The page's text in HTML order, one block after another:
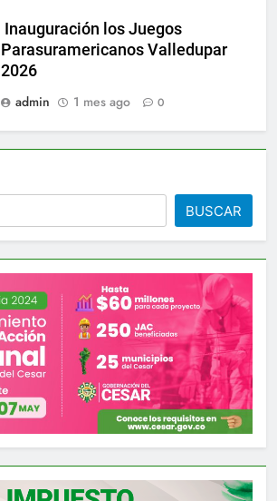
Inauguración los Juegos
Parasuramericanos Valledupar
2026
admin
1 mes ago 0
BUSCAR